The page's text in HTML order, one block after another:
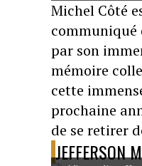
Michel Côté
communiqué
par son
mémoire
cette
prochaine
de se retirer
JEFFERSON